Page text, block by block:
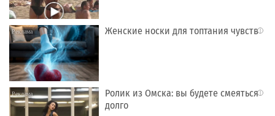
i
Женские носки для топтания чувств
i
Ролик из Омска: вы будете смеяться
долго